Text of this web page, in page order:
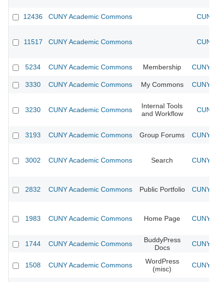
12436 CUNY Academic Commons
11517 CUNY Academic Commons
5234 CUNY Academic Commons Membership CUNY
3330 CUNY Academic Commons My Commons CUNY
3230 CUNY Academic Commons
Internal Tools
and Workflow
3193 CUNY Academic Commons Group Forums CUNY
3002 CUNY Academic Commons Search CUNY
2832 CUNY Academic Commons Public Portfolio CUNY
1983 CUNY Academic Commons Home Page CUNY
1744 CUNY Academic Commons
BuddyPress
Docs
CUNY
1508 CUNY Academic Commons
WordPress
(misc)
CUNY